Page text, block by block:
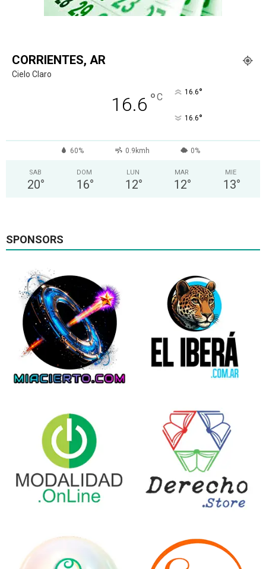
CORRIENTES, AR
Cielo Claro
16.6 °C 16.6°
16.6°
60% 0.9kmh 0%
SAB
20°
DOM
16°
LUN
12°
MAR
12°
MIE
13°
SPONSORS